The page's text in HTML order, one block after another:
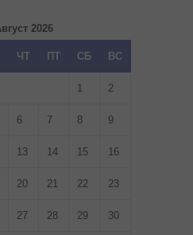
2026
ЧТ ПТ СБ ВС
1 2
6 7 8 9
13 14 15 16
20 21 22 23
27 28 29 30